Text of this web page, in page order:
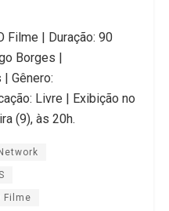
Filme | Duração: 90
Borges |
Gênero:
Livre | Exibição no
(9), às 20h.
Filme